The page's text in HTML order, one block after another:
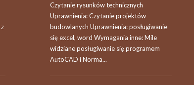
Czytanie rysunków technicznych
Uprawnienia: Czytanie projektów
budowlanych Uprawnienia: posługiwanie
się excel, word Wymagania inne: Mile
widziane posługiwanie się programem
AutoCAD i Norma...